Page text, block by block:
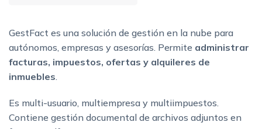
GestFact es una solución de gestión en la nube para
autónomos, empresas y asesorías. Permite administrar
facturas, impuestos, ofertas y alquileres de
inmuebles.
Es multi-usuario, multiempresa y multiimpuestos.
Contiene gestión documental de archivos adjuntos en